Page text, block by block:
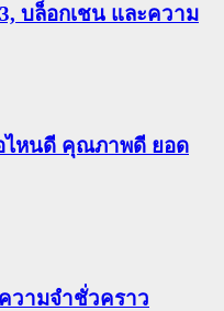
บล็อกเชน และความ
ไหนดี คุณภาพดี ยอด
วามจำชั่วคราว